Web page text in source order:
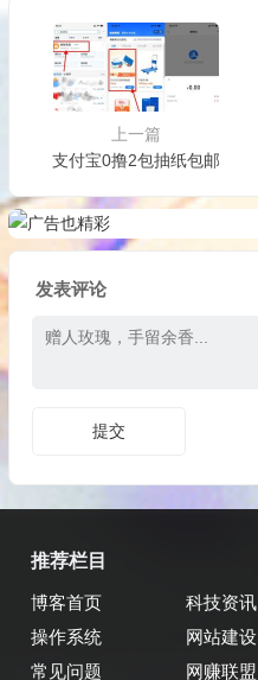
上一篇
支付宝0撸2包抽纸包邮
发表评论
推荐栏目
博客首页 科技资讯
操作系统
网站建设
常见问题
网赚联盟